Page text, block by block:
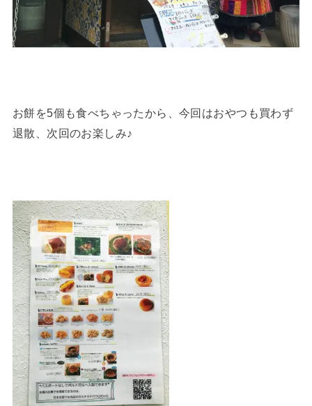
お餅を5個も食べちゃったから、今回はおやつも買わず
退散、次回のお楽しみ♪